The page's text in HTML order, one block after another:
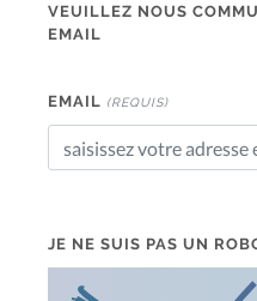
VEUILLEZ NOUS
EMAIL
EMAIL (REQUIS)
JE NE SUIS PAS UN